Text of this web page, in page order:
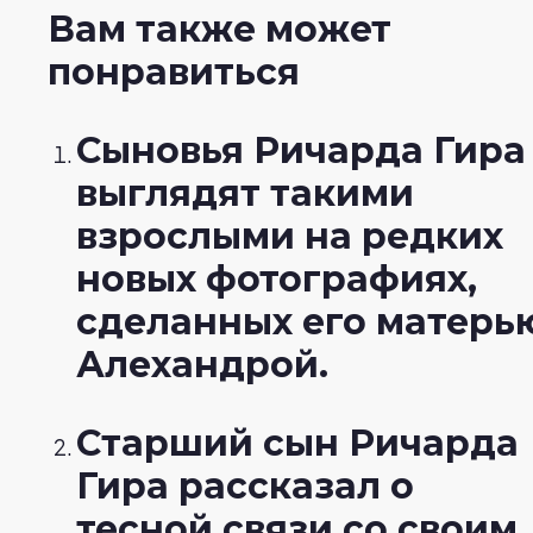
Вам также может
понравиться
Сыновья Ричарда Гира
выглядят такими
взрослыми на редких
новых фотографиях,
сделанных его
Алехандрой.
Старший сын Ричарда
Гира рассказал о